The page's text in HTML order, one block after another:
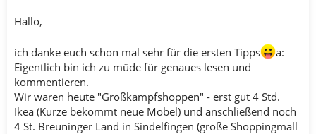
Hallo,
ich danke euch schon mal sehr für die ersten Tipps
a:
Eigentlich bin ich zu müde für genaues lesen und
kommentieren.
Wir waren heute "Großkampfshoppen" - erst gut 4 Std.
Ikea (Kurze bekommt neue Möbel) und anschließend noch
4 St. Breuninger Land in Sindelfingen (große Shoppingmall